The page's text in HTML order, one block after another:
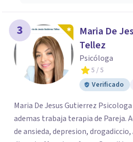
3
Maria De
Tellez
Psicóloga
5 / 5
Verificado
Maria De Jesus Gutierrez
ademas trabaja terapia de Pareja.
de ansieda, depresion,